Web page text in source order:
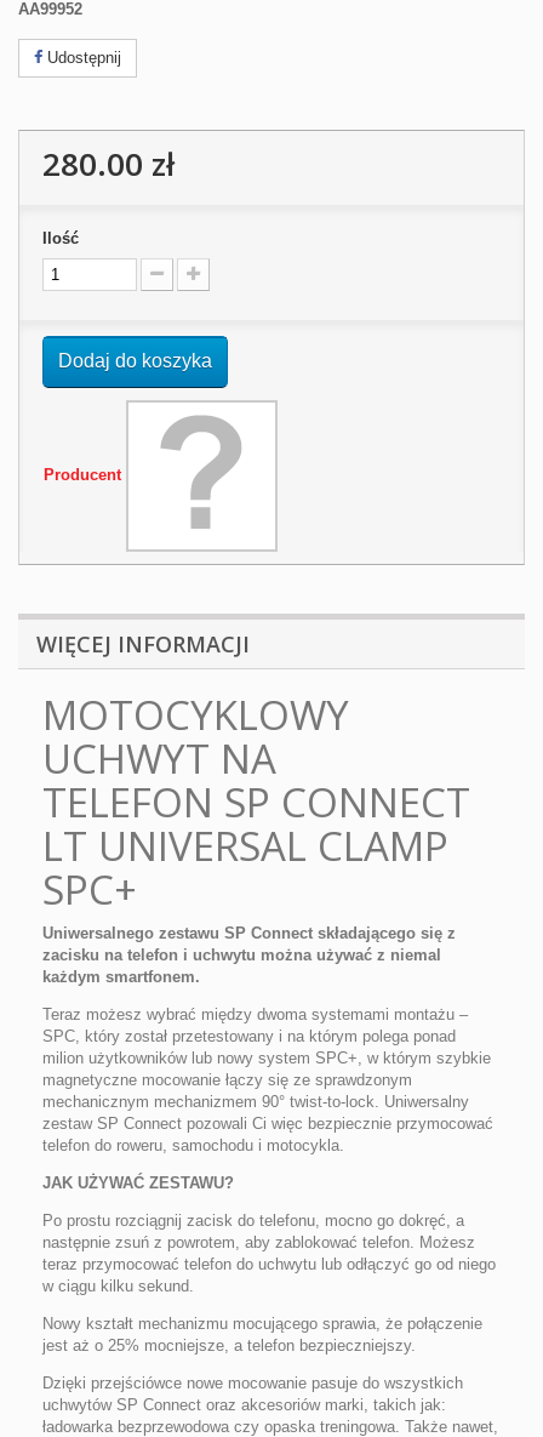
AA99952
Udostępnij
280.00 zł
Ilość
Dodaj do koszyka
Producent
WIĘCEJ INFORMACJI
MOTOCYKLOWY
UCHWYT NA
TELEFON SP CONNECT
LT UNIVERSAL CLAMP
SPC+
Uniwersalnego zestawu SP Connect składającego się z
zacisku na telefon i uchwytu można używać z niemal
każdym smartfonem.
Teraz możesz wybrać między dwoma systemami montażu –
SPC, który został przetestowany i na którym polega ponad
milion użytkowników lub nowy system SPC+, w którym szybkie
magnetyczne mocowanie łączy się ze sprawdzonym
mechanicznym mechanizmem 90° twist-to-lock. Uniwersalny
zestaw SP Connect pozowali Ci więc bezpiecznie przymocować
telefon do roweru, samochodu i motocykla.
JAK UŻYWAĆ ZESTAWU?
Po prostu rozciągnij zacisk do telefonu, mocno go dokręć, a
następnie zsuń z powrotem, aby zablokować telefon. Możesz
teraz przymocować telefon do uchwytu lub odłączyć go od niego
w ciągu kilku sekund.
Nowy kształt mechanizmu mocującego sprawia, że połączenie
jest aż o 25% mocniejsze, a telefon bezpieczniejszy.
Dzięki przejściówce nowe mocowanie pasuje do wszystkich
uchwytów SP Connect oraz akcesoriów marki, takich jak:
ładowarka bezprzewodowa czy opaska treningowa. Także nawet,